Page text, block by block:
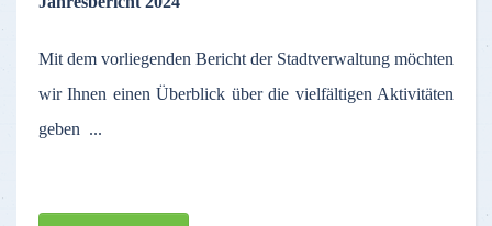
Mit dem vorliegenden Bericht der Stadtverwaltung möchten
wir Ihnen einen Überblick über die vielfältigen Aktivitäten
geben ...